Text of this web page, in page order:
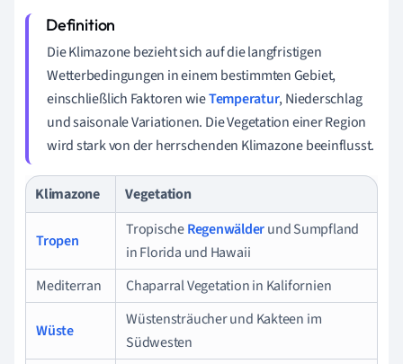
Die Klimazone bezieht sich auf die langfristigen
Wetterbedingungen in einem bestimmten Gebiet,
einschließlich Faktoren wieTemperatur, Niederschlag
und saisonale Variationen. Die Vegetation einer Region
wird stark von der herrschenden Klimazone beeinflusst.
Klimazone Vegetation
Tropen
TropischeRegenwälderund Sumpfland
in Florida und Hawaii
Mediterran
Chaparral Vegetation in Kalifornien
Wüste
Wüstensträucher und Kakteen im
Südwesten